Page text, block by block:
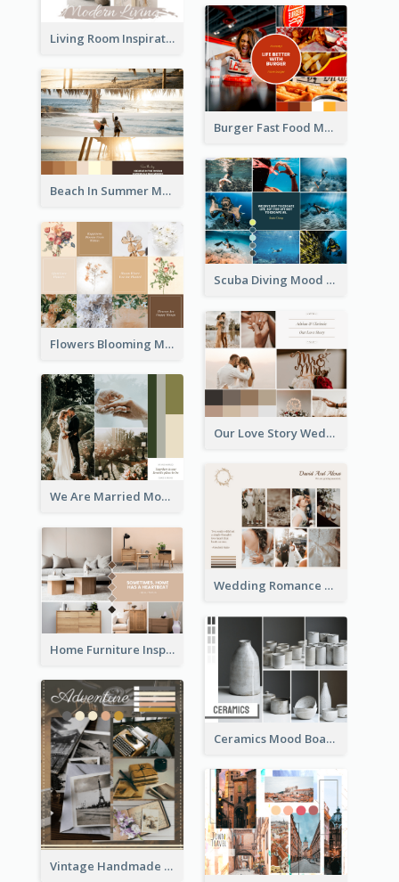
Living Room Inspiration Mood Board
Burger Fast Food Mood Board
Beach In Summer Mood Board
Scuba Diving Mood Board
Flowers Blooming Mood Board
Our Love Story Wedding Mood Board
We Are Married Mood Board
Wedding Romance Mood Board
Home Furniture Inspiration Mood Board
Ceramics Mood Board
Vintage Handmade Mood Board